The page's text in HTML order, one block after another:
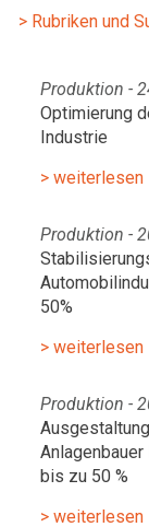
> Rubriken und
Produktion -
Optimierung
Industrie
> weiterlesen
Produktion -
50%
> weiterlesen
Produktion -
bis zu 50 %
> weiterlesen